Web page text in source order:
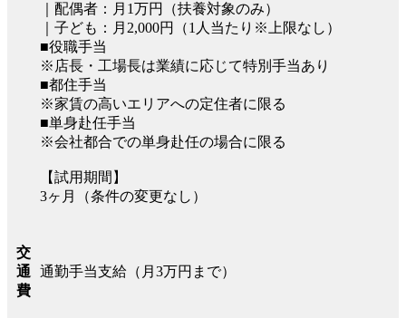
｜配偶者：月1万円（扶養対象のみ）
｜子ども：月2,000円（1人当たり※上限なし）
■役職手当
※店長・工場長は業績に応じて特別手当あり
■都住手当
※家賃の高いエリアへの定住者に限る
■単身赴任手当
※会社都合での単身赴任の場合に限る
【試用期間】
3ヶ月（条件の変更なし）
交
通
費
通勤手当支給（月3万円まで）